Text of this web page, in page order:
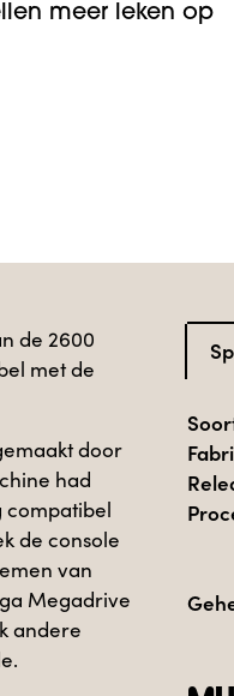
meer leken op
de 2600
met de
door
had
compatibel
de console
van
Megadrive
andere